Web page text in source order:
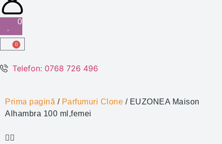
0
0
Telefon: 0768 726 496
Prima pagină / Parfumuri Clone / EUZONEA Maison
Alhambra 100 ml,femei